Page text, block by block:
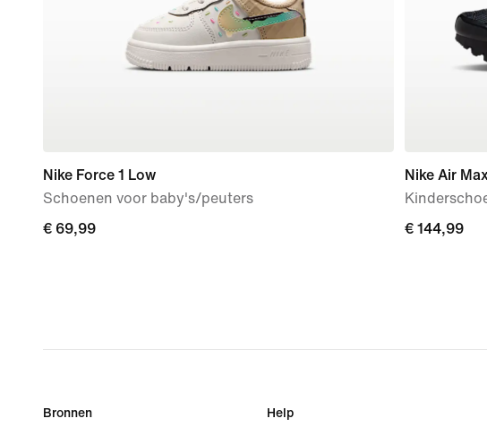
Nike Force 1 Low
Schoenen voor baby's/peuters
€ 69,99
€ 69,99
Nike Air
€ 144,99
€ 144,99
Bronnen Help